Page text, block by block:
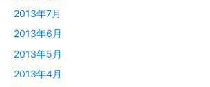
2013年7月
2013年6月
2013年5月
2013年4月